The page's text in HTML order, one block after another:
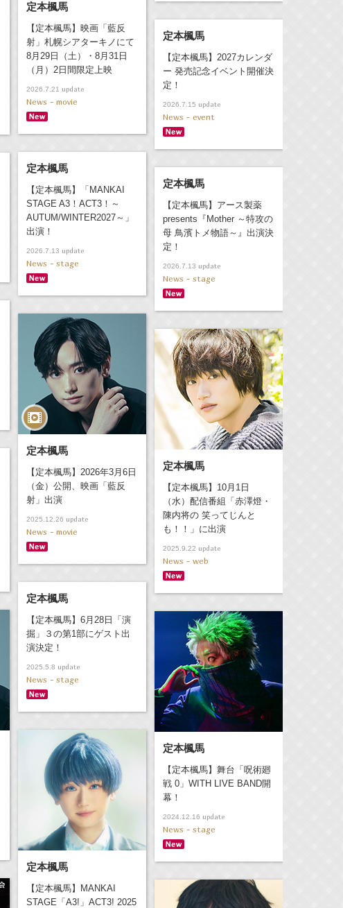
定本楓馬
【定本楓馬】映画「藍反
射」札幌シアターキノにて
8月29日（土）・8月31日
（月）2日間限定上映
2026.7.21 update
News - movie
定本楓馬
【定本楓馬】2027カレンダ
ー 発売記念イベント開催決
定！
2026.7.15 update
News - event
定本楓馬
【定本楓馬】「MANKAI
STAGE A3！ACT3！～
AUTUM/WINTER2027～」
出演！
2026.7.13 update
News - stage
定本楓馬
【定本楓馬】アース製薬
presents『Mother ～特攻の
母 鳥濱トメ物語～』出演決
定！
2026.7.13 update
News - stage
定本楓馬
【定本楓馬】2026年3月6日
（金）公開、映画「藍反
射」出演
2025.12.26 update
News - movie
定本楓馬
【定本楓馬】10月1日
（水）配信番組「赤澤燈・
陳内将の 笑ってじんと
も！！」に出演
2025.9.22 update
News - web
定本楓馬
【定本楓馬】6月28日「演
掘」３の第1部にゲスト出
演決定！
2025.5.8 update
News - stage
定本楓馬
【定本楓馬】舞台「呪術廻
戦 0」WITH LIVE BAND開
幕！
2024.12.16 update
News - stage
定本楓馬
【定本楓馬】MANKAI
STAGE「A3!」ACT3! 2025